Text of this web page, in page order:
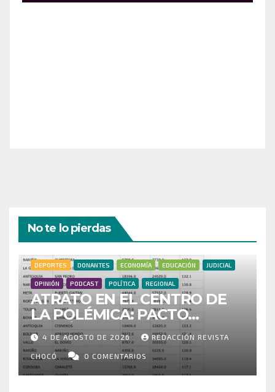
No te lo pierdas
DEPORTES DONANTES ECONOMÍA EDUCACIÓN JUDICIAL
OPINIÓN PODCAST POLÍTICA REGIONAL
ATRATO EN EL CENTRO DE
LA POLÉMICA: PACTO
HISTÓRICO CUESTIONA
CENSO ELECTORAL Y PIDE
INVESTIGAR PRESUNTO
FRAUDE
4 DE AGOSTO DE 2026 REDACCIÓN REVISTA
CHOCÓ 0 COMENTARIOS